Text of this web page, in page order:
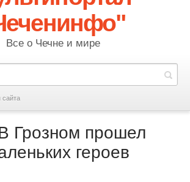
Все о Чечне и мире
сайта
Грозном прошел
героев